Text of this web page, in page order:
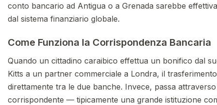
conto bancario ad Antigua o a Grenada sarebbe
dal sistema finanziario globale.
Come Funziona la Corrispondenza Bancaria
Quando un cittadino caraibico effettua un bonifico dal
Kitts a un partner commerciale a Londra, il
direttamente tra le due banche. Invece, passa
corrispondente — tipicamente una grande istituzione